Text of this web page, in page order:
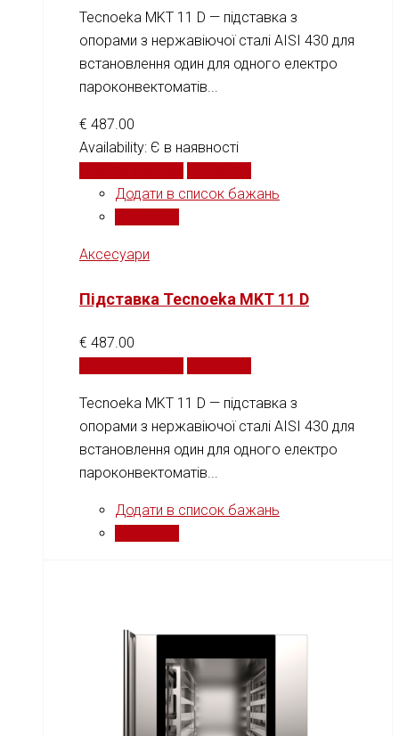
Tecnoeka MKT 11 D — підставка з
опорами з нержавіючої сталі AISI 430 для
встановлення один для одного електро
пароконвектоматів...
€ 487.00
Availability: Є в наявності
Додати в список бажань
Аксесуари
Підставка Tecnoeka MKT 11 D
€ 487.00
Tecnoeka MKT 11 D — підставка з
опорами з нержавіючої сталі AISI 430 для
встановлення один для одного електро
пароконвектоматів...
Додати в список бажань